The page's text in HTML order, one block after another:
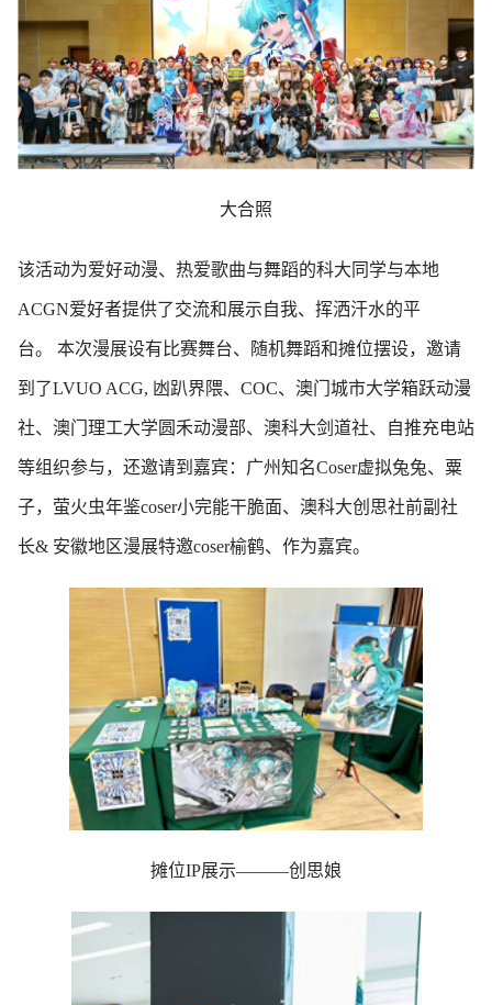
大合照
该活动为爱好动漫、热爱歌曲与舞蹈的科大同学与本地
ACGN爱好者提供了交流和展示自我、挥洒汗水的平
台。 本次漫展设有比赛舞台、随机舞蹈和摊位摆设，邀请
到了LVUO ACG, 凼趴界隈、COC、澳门城市大学箱跃动漫
社、澳门理工大学圆禾动漫部、澳科大剑道社、自推充电站
等组织参与，还邀请到嘉宾：广州知名Coser虚拟兔兔、粟
子，萤火虫年鉴coser小完能干脆面、澳科大创思社前副社
长& 安徽地区漫展特邀coser榆鹤、作为嘉宾。
摊位IP展示———创思娘